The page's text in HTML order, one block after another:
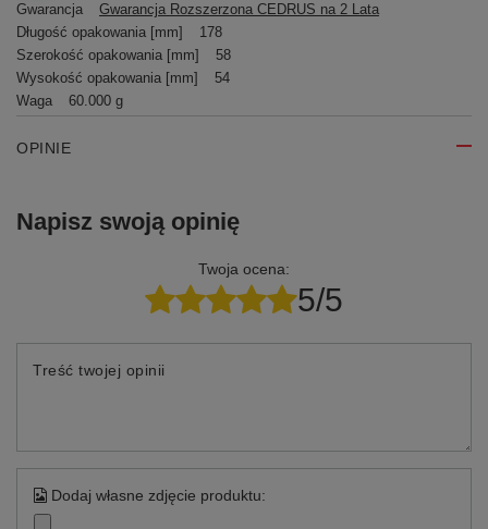
Gwarancja
Gwarancja Rozszerzona CEDRUS na 2 Lata
Długość opakowania [mm]
178
Szerokość opakowania [mm]
58
Wysokość opakowania [mm]
54
Waga
60.000 g
OPINIE
Napisz swoją opinię
Twoja ocena:
5/5
Treść twojej opinii
Dodaj własne zdjęcie produktu: